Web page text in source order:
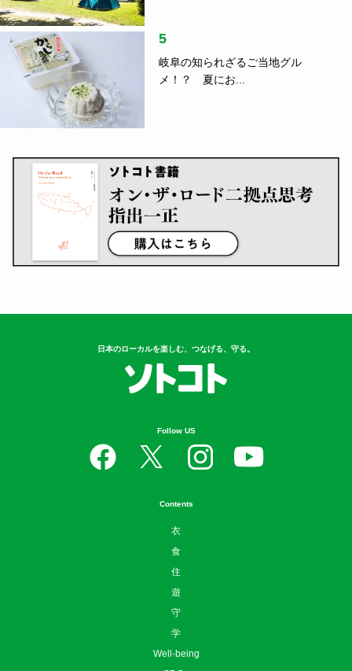
5
岐阜の知られざるご当地グル
メ！？ 夏にお...
日本のローカルを楽しむ、つなげる、守る。
Follow US
Contents
衣
食
住
遊
守
学
Well-being